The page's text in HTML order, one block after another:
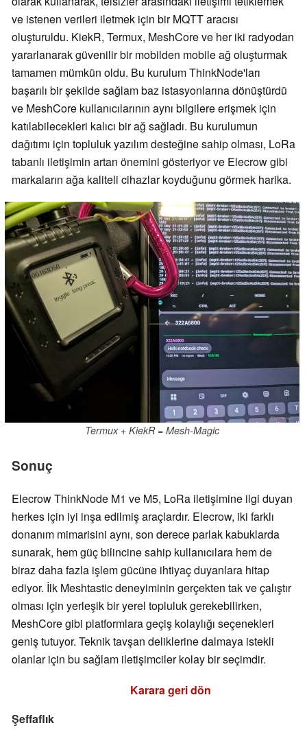
ve istenen verileri iletmek için bir MQTT aracısı
oluşturuldu. KiekR, Termux, MeshCore ve her iki radyodan
yararlanarak güvenilir bir mobilden mobile ağ oluşturmak
tamamen mümkün oldu. Bu kurulum ThinkNode'ları
başarılı bir şekilde sağlam baz istasyonlarına dönüştürdü
ve MeshCore kullanıcılarının aynı bilgilere erişmek için
katılabilecekleri kalıcı bir ağ sağladı. Bu kurulumun
dağıtımı için topluluk yazılım desteğine sahip olması, LoRa
tabanlı iletişimin artan önemini gösteriyor ve Elecrow gibi
markaların ağa kaliteli cihazlar koyduğunu görmek harika.
Termux + KiekR = Mesh-Magic
Sonuç
Elecrow ThinkNode M1 ve M5, LoRa iletişimine ilgi duyan
herkes için iyi inşa edilmiş araçlardır. Elecrow, iki farklı
donanım mimarisini aynı, son derece parlak kabuklarda
sunarak, hem güç bilincine sahip kullanıcılara hem de
biraz daha fazla işlem gücüne ihtiyaç duyanlara hitap
ediyor. İlk Meshtastic deneyiminin gerçekten tak ve çalıştır
olması için yerleşik bir yerel topluluk gerekebilirken,
MeshCore gibi platformlara geçiş kolaylığı seçenekleri
geniş tutuyor. Teknik tavşan deliklerine dalmaya istekli
olanlar için bu sağlam iletişimciler kolay bir seçimdir.
Karara geri dön
Şeffaflık